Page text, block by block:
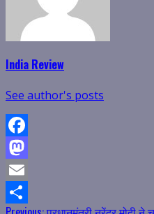
India Review
See author's posts
Facebook
Mastodon
Email